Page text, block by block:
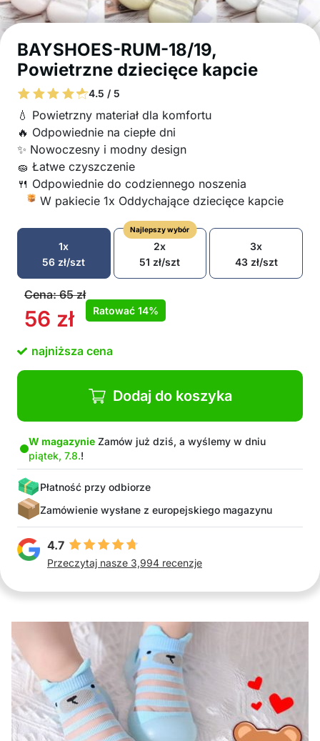
BAYSHOES-RUM-18/19,
Powietrzne dziecięce kapcie
4.5 / 5
💧 Powietrzny materiał dla komfortu
🔥 Odpowiednie na ciepłe dni
✨ Nowoczesny i modny design
🧽 Łatwe czyszczenie
🍴 Odpowiednie do codziennego noszenia
W pakiecie 1x Oddychające dziecięce kapcie
1x
56 zł/szt
Najlepszy wybór
2x
51 zł/szt
3x
43 zł/szt
Cena:65zł
56 zł Ratować 14%
najniższa cena
Dodaj do koszyka
W magazynie Zamów już dziś, a wyślemy w dniu
piątek, 7.8.!
Płatność przy odbiorze
Zamówienie wysłane z europejskiego magazynu
4.7
Przeczytaj nasze 3,994 recenzje